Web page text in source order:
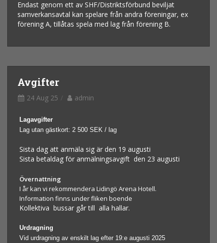
Endast genom ett av SHF/Distriktsförbund beviljat
samverkansavtal kan spelare från andra föreningar, ex
förening A, tillåtas spela med lag från förening B.
Avgifter
24 Aug 25 admin
Lagavgifter
Lag utan gästkort: 2 500 SEK / lag
Sista dag att anmäla sig är den 19 augusti
Sista betaldag för anmälningsavgift den 23 augusti
Övernattning
I år kan vi rekommendera Lidingö Arena Hotell.
Information finns under fliken boende
Kollektiva bussar går till alla hallar.
Urdragning
Vid urdragning av enskilt lag efter 19:e augusti 2025